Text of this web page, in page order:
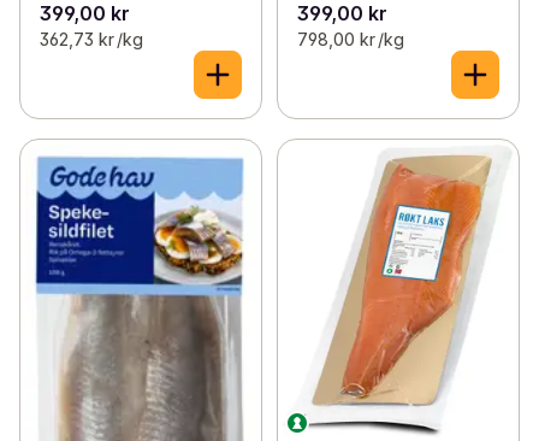
399,00 kr
362,73 kr /kg
399,00 kr
798,00 kr /kg